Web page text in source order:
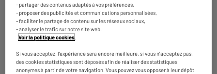
120 minutes
- partager des contenus adaptés à vos préférences,
- proposer des publicités et communications personnalisées,
- faciliter le partage de contenu sur les réseaux sociaux,
- analyser le trafic sur notre site web.
Voir la politique cookies
Si vous acceptez, l'expérience sera encore meilleure, si vous n'acceptez pas,
des cookies statistiques sont déposés afin de réaliser des statistiques
anonymes à partir de votre navigation. Vous pouvez vous opposer à leur dépôt